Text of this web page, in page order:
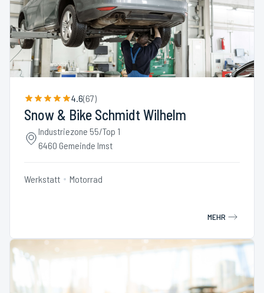
4.6(67)
Snow & Bike Schmidt Wilhelm
Industriezone 55/Top 1
6460 Gemeinde Imst
Werkstatt Motorrad
MEHR